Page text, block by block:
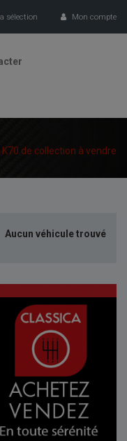
sélection Mon compte
de collection à vendre
Aucun véhicule trouvé